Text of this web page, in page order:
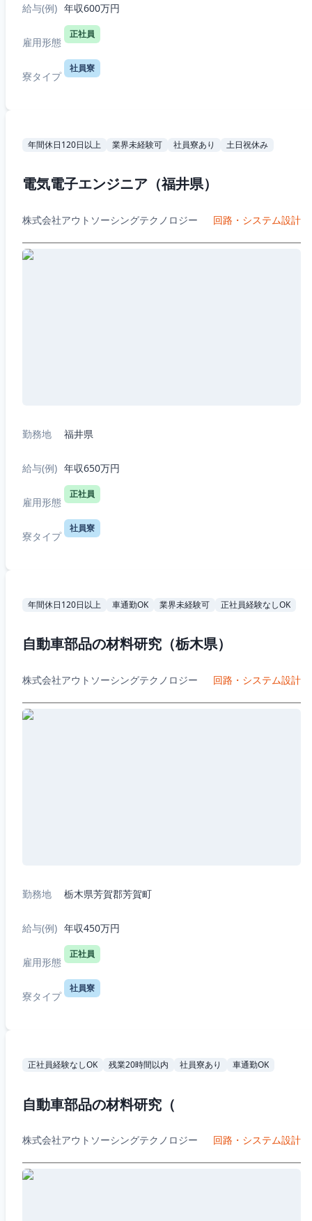
給与(例) 年収600万円
雇用形態
正社員
寮タイプ
社員寮
年間休日120日以上 業界未経験可 社員寮あり 土日祝休み
電気電子エンジニア（福井県）
株式会社アウトソーシングテクノロジー 回路・システム設計
勤務地 福井県
給与(例) 年収650万円
雇用形態
正社員
寮タイプ
社員寮
年間休日120日以上 車通勤OK 業界未経験可 正社員経験なしOK
自動車部品の材料研究（栃木県）
株式会社アウトソーシングテクノロジー 回路・システム設計
勤務地 栃木県芳賀郡芳賀町
給与(例) 年収450万円
雇用形態
正社員
寮タイプ
社員寮
正社員経験なしOK 残業20時間以内 社員寮あり 車通勤OK
自動車部品の材料研究（
株式会社アウトソーシングテクノロジー 回路・システム設計